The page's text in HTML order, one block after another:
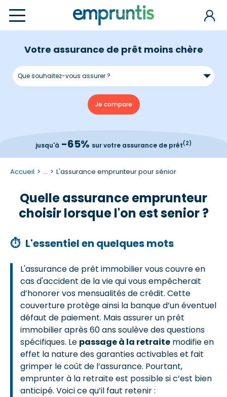
Votre assurance de prêt moins chère
jusqu'à -65% sur votre assurance de prêt(2)
Accueil ... L'assurance emprunteur pour sénior
Quelle assurance emprunteur
choisir lorsque l'on est senior ?
⏱ L'essentiel en quelques mots
L'assurance de prêt immobilier vous couvre en
cas d'accident de la vie qui vous empêcherait
d’honorer vos mensualités de crédit. Cette
couverture protège ainsi la banque d’un éventuel
défaut de paiement. Mais assurer un prêt
immobilier après 60 ans soulève des questions
spécifiques. Le passage à la retraite modifie en
effet la nature des garanties activables et fait
grimper le coût de l’assurance. Pourtant,
emprunter à la retraite est possible si c’est bien
anticipé. Voici ce qu’il faut retenir :